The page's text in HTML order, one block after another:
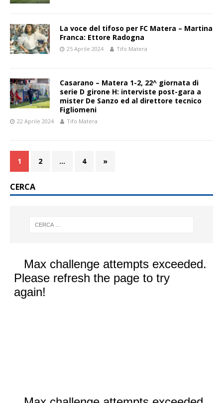
La voce del tifoso per FC Matera – Martina
Franca: Ettore Radogna
25 Aprile 2024 Tifo Matera
Casarano – Matera 1-2, 22^ giornata di
serie D girone H: interviste post-gara a
mister De Sanzo ed al direttore tecnico
Figliomeni
22 Aprile 2024 Tifo Matera
1 2 … 4 »
CERCA